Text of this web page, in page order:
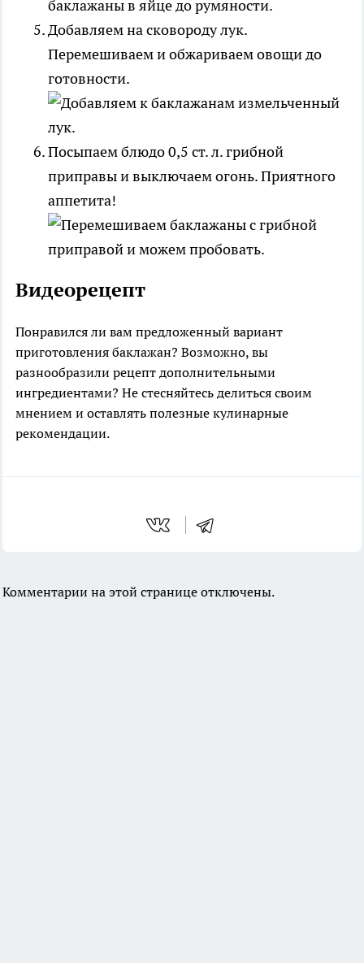
Добавляем на сковороду лук.
Перемешиваем и обжариваем овощи до
готовности.
Посыпаем блюдо 0,5 ст. л. грибной
приправы и выключаем огонь. Приятного
аппетита!
Видеорецепт
Понравился ли вам предложенный вариант
приготовления баклажан? Возможно, вы
разнообразили рецепт дополнительными
ингредиентами? Не стесняйтесь делиться своим
мнением и оставлять полезные кулинарные
рекомендации.
Комментарии на этой странице отключены.